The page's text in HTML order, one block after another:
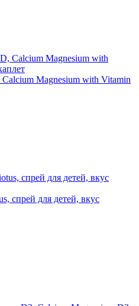
Magnesium with Vitamin
спрей для детей, вкус